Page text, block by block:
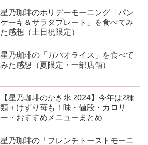
星乃珈琲のホリデーモーニング「パン
ケーキ＆サラダプレート」を食べてみ
た感想（土日祝限定）
星乃珈琲の「ガパオライス」を食べて
みた感想（夏限定・一部店舗）
【星乃珈琲のかき氷 2024】今年は2種
類＋けずり苺も！味・値段・カロリ
ー・おすすめメニューまとめ
星乃珈琲の「フレンチトーストモーニ